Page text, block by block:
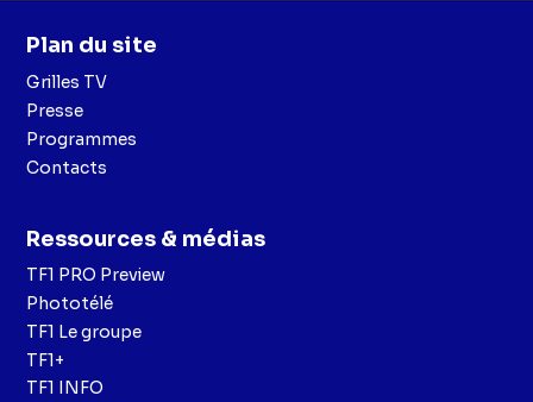
Plan du site
Grilles TV
Presse
Programmes
Contacts
Ressources & médias
TF1 PRO Preview
Phototélé
TF1 Le groupe
TF1+
TF1 INFO